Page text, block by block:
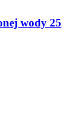
wody 25